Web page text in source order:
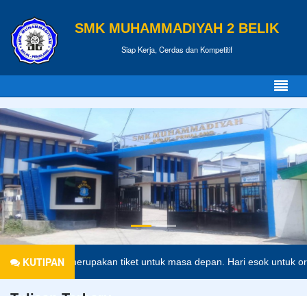
SMK MUHAMMADIYAH 2 BELIK
Siap Kerja, Cerdas dan Kompetitif
KUTIPAN
Pendidikan merupakan tiket untuk masa depan. Hari esok untuk